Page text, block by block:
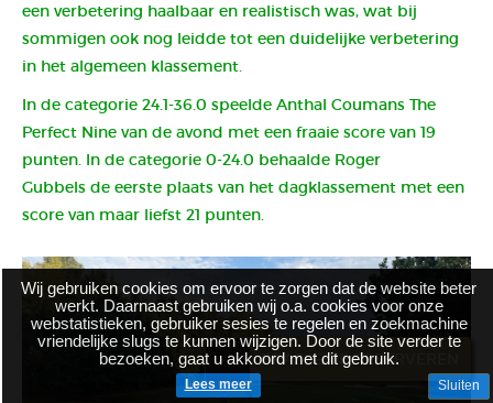
Wij gebruiken cookies om ervoor te zorgen dat de website beter
werkt. Daarnaast gebruiken wij o.a. cookies voor onze
webstatistieken, gebruiker sesies te regelen en zoekmachine
vriendelijke slugs te kunnen wijzigen. Door de site verder te
bezoeken, gaat u akkoord met dit gebruik.
Lees meer Sluiten
een verbetering haalbaar en realistisch was, wat bij
sommigen ook nog leidde tot een duidelijke verbetering
in het algemeen klassement.
In de categorie 24.1-36.0 speelde Anthal Coumans The
Perfect Nine van de avond met een fraaie score van 19
punten. In de categorie 0-24.0 behaalde Roger
Gubbels de eerste plaats van het dagklassement met een
score van maar liefst 21 punten.
BRASSERIE RESERVEREN